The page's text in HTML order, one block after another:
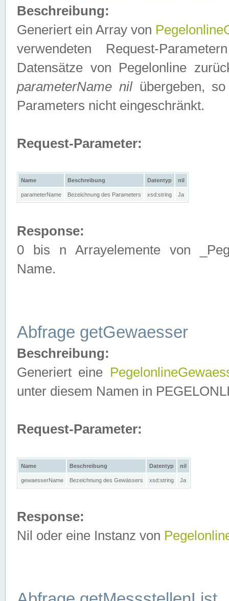
Beschreibung:
Generiert ein Array von
verwendeten Request-
Datensätze von Pegelonline
parameterName nilübergeben, so
Parameters nicht eingeschränkt.
Request-Parameter:
Name Beschreibung Datentyp nil
parameterName Bezeichnung des Parameters xsd:string Ja
Response:
0 bis n Arrayelemente von
Name.
Abfrage getGewaesser
Beschreibung:
Generiert eine
unter diesem Namen in
Request-Parameter:
Name Beschreibung Datentyp nil
gewaesserName Bezeichnung des Gewässers xsd:string Ja
Response:
Nil oder eine Instanz von